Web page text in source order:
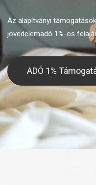
Az alapítványi
jövedelemadó 1%-os
ADÓ 1%